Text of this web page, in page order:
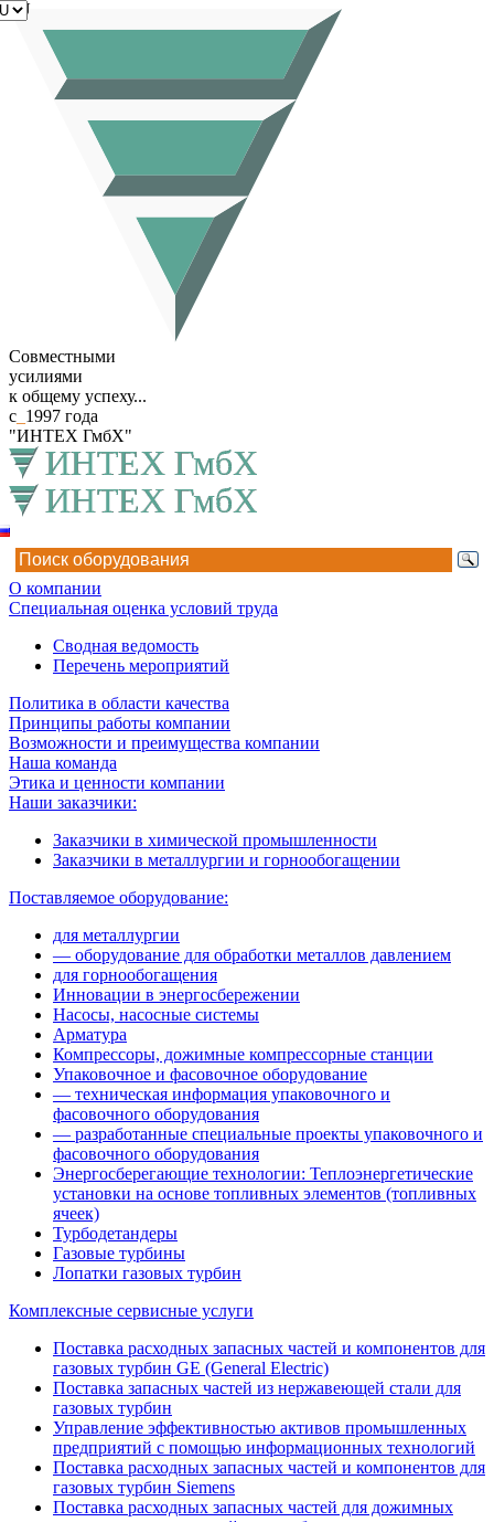
Совместными
усилиями
к общему успеху...
с 1997 года
"ИНТЕХ ГмбХ"
RU
О компании
Специальная оценка условий труда
Сводная ведомость
Перечень мероприятий
Политика в области качества
Принципы работы компании
Возможности и преимущества компании
Наша команда
Этика и ценности компании
Наши заказчики:
Заказчики в химической промышленности
Заказчики в металлургии и горнообогащении
Поставляемое оборудование:
для металлургии
— оборудование для обработки металлов давлением
для горнообогащения
Инновации в энергосбережении
Насосы, насосные системы
Арматура
Компрессоры, дожимные компрессорные станции
Упаковочное и фасовочное оборудование
— техническая информация упаковочного и
фасовочного оборудования
— разработанные специальные проекты упаковочного и
фасовочного оборудования
Энергосберегающие технологии: Теплоэнергетические
установки на основе топливных элементов (топливных
ячеек)
Турбодетандеры
Газовые турбины
Лопатки газовых турбин
Комплексные сервисные услуги
Поставка расходных запасных частей и компонентов для
газовых турбин GE (General Electric)
Поставка запасных частей из нержавеющей стали для
газовых турбин
Управление эффективностью активов промышленных
предприятий с помощью информационных технологий
Поставка расходных запасных частей и компонентов для
газовых турбин Siemens
Поставка расходных запасных частей для дожимных